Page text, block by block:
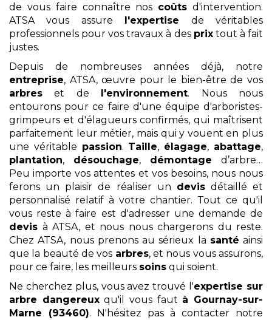
de vous faire connaître nos coûts d'intervention.
ATSA vous assure
l'expertise de véritables
professionnels pour vos travaux à des prixtout à fait
justes.
Depuis de nombreuses années déjà, notre
entreprise, ATSA, œuvre pour le bien-être de vos
arbres et de l'environnement. Nous nous
entourons pour ce faire d'une équipe d'arboristes-
grimpeurs et d'élagueurs confirmés, qui maîtrisent
parfaitement leur métier, mais qui y vouent en plus
une véritable passion. Taille, élagage, abattage,
plantation, désouchage, démontage d’arbre…
Peu importe vos attentes et vos besoins, nous nous
ferons un plaisir de réaliser un devisdétaillé et
personnalisé relatif à votre chantier. Tout ce qu'il
vous reste à faire est d'adresser une demande de
devis à ATSA, et nous nous chargerons du reste.
Chez ATSA, nous prenons au sérieux la santé ainsi
que la beauté de vos arbres, et nous vous assurons,
pour ce faire, les meilleurs soins qui soient.
Ne cherchez plus, vous avez trouvé l'expertise sur
arbre dangereuxqu'il vous faut à Gournay-sur-
Marne (93460). N'hésitez pas à contacter notre